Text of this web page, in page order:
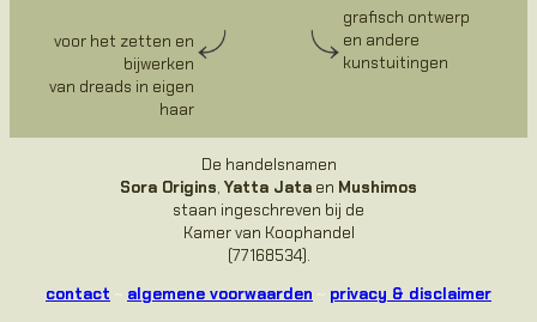
voor het zetten en
bijwerken
van dreads in eigen
haar
grafisch ontwerp
en andere
kunstuitingen
De handelsnamen
Sora Origins, Yatta Jata en Mushimos
staan ingeschreven bij de
Kamer van Koophandel
(77168534).
contact ~ algemene voorwaarden ~ privacy & disclaimer